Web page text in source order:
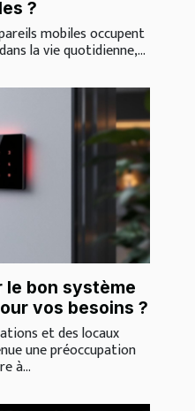
?
mobiles occupent
la vie quotidienne,...
le bon système
vos besoins ?
et des locaux
une préoccupation
à...